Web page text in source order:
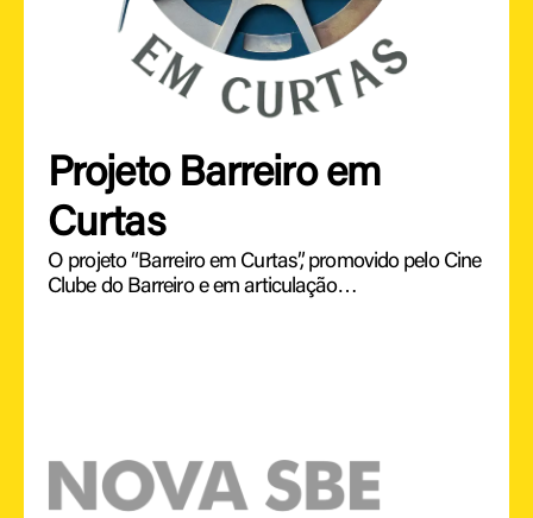
Projeto Barreiro em
Curtas
O projeto “Barreiro em Curtas”, promovido pelo Cine
Clube do Barreiro e em articulação…